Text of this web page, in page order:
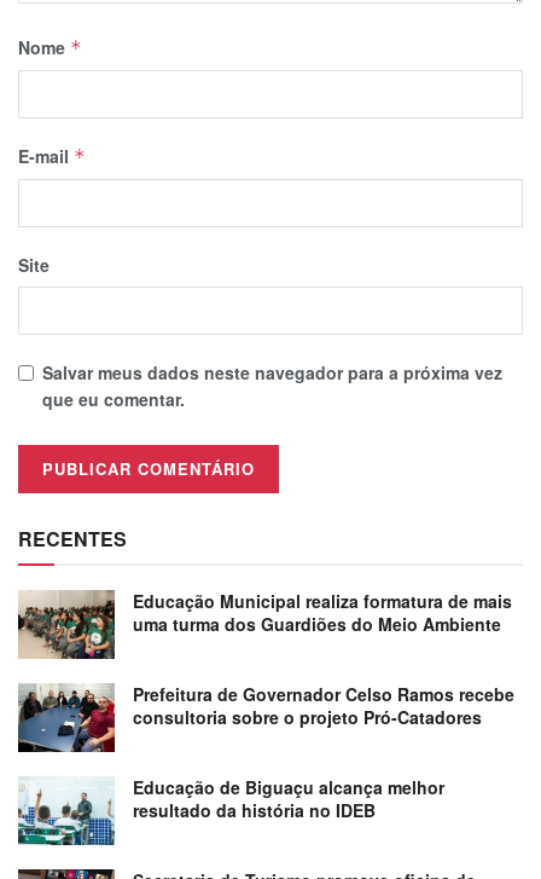
Nome *
E-mail *
Site
Salvar meus dados neste navegador para a próxima vez
que eu comentar.
RECENTES
Educação Municipal realiza formatura de mais
uma turma dos Guardiões do Meio Ambiente
Prefeitura de Governador Celso Ramos recebe
consultoria sobre o projeto Pró-Catadores
Educação de Biguaçu alcança melhor
resultado da história no IDEB